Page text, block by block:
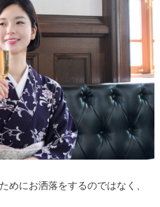
めにお洒落をするのではなく、